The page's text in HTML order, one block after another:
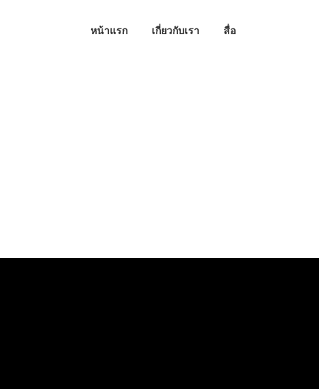
หน้าแรก เกี่ยวกับเรา สื่อ